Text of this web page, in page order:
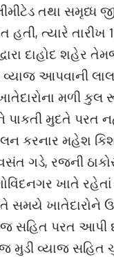
તથા સમૃધ્ધ
હતી, ત્યારે
દાહોદ શહેર
વ્યાજ આપવાની
મળી
પાકતી મુદતે પરત
કરનાર મહેશ
ગડે, રજની
ખાતે
સમયે ખાતેદારોને
સહિત પરત
મુડી વ્યાજ સહિત